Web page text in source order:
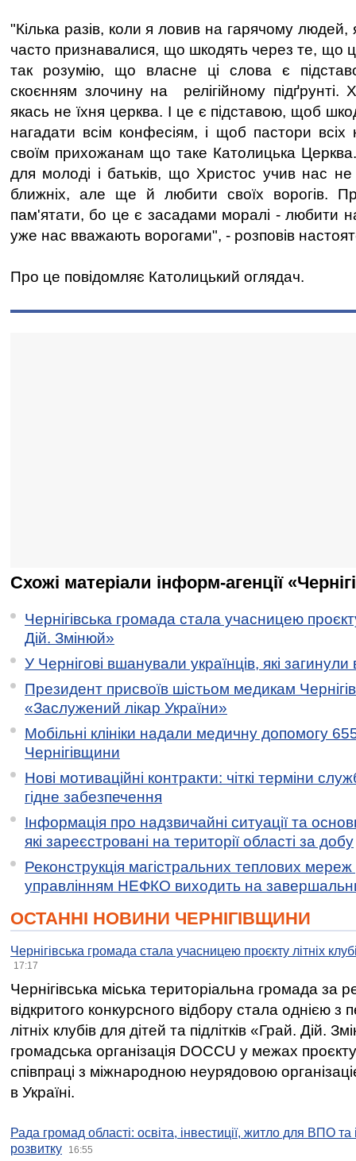
"Кілька разів, коли я ловив на гарячому людей,
часто признавалися, що шкодять через те, що
так розумію, що власне ці слова є
скоєнням злочину на релігійному підґрунті.
якась не їхня церква. І це є підставою, щоб
нагадати всім конфесіям, і щоб пастори всіх
своїм прихожанам що таке Католицька
для молоді і батьків, що Христос учив нас не
ближніх, але ще й любити своїх ворогів.
пам'ятати, бо це є засадами моралі - любити
уже нас вважають ворогами", - розповів
Про це повідомляє Католицький оглядач.
Схожі матеріали інформ-агенції
Чернігівська громада стала учасницею
Дій. Змінюй»
У Чернігові вшанували українців, які загинули
Президент присвоїв шістьом медикам
«Заслужений лікар України»
Мобільні клініки надали медичну допомогу
Чернігівщини
Нові мотиваційні контракти: чіткі терміни
гідне забезпечення
Інформація про надзвичайні ситуації та
які зареєстровані на території області за добу
Реконструкція магістральних теплових мереж
управлінням НЕФКО виходить на
ОСТАННІ НОВИНИ ЧЕРНІГІВЩИНИ
Чернігівська громада стала учасницею проєкту літніх
17:17
Чернігівська міська територіальна громада за
відкритого конкурсного відбору стала однією
літніх клубів для дітей та підлітків «Грай. Дій.
громадська організація DOCCU у межах
співпраці з міжнародною неурядовою
в Україні.
Рада громад області: освіта, інвестиції, житло для ВПО
розвитку
16:55